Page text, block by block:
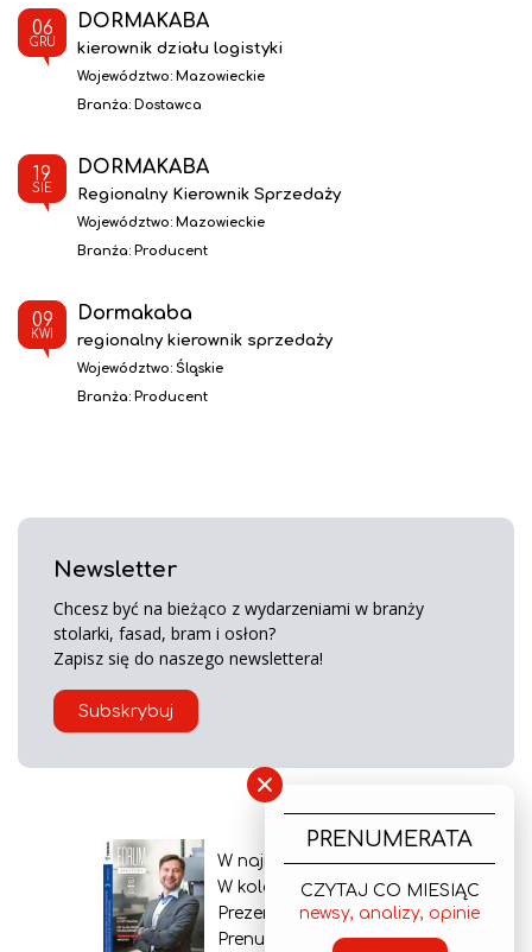
06
GRU
DORMAKABA
kierownik działu logistyki
Województwo: Mazowieckie
Branża: Dostawca
19
SIE
DORMAKABA
Regionalny Kierownik Sprzedaży
Województwo: Mazowieckie
Branża: Producent
09
KWI
Dormakaba
regionalny kierownik sprzedaży
Województwo: Śląskie
Branża: Producent
Newsletter
Chcesz być na bieżąco z wydarzeniami w branży
stolarki, fasad, bram i osłon?
Zapisz się do naszego newslettera!
Subskrybuj
W najnowszym wydaniu
W kolejnym numerze
Prezentacja gazety
Prenumerata
×
PRENUMERATA
CZYTAJ CO MIESIĄC
newsy, analizy, opinie